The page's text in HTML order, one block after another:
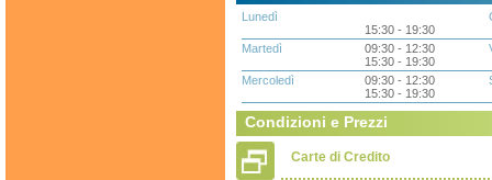
Lunedì
15:30 - 19:30
Martedì
09:30 - 12:30
15:30 - 19:30
Mercoledì
09:30 - 12:30
15:30 - 19:30
Condizioni e Prezzi
Carte di Credito